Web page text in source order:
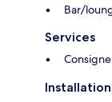
Bar/
Services